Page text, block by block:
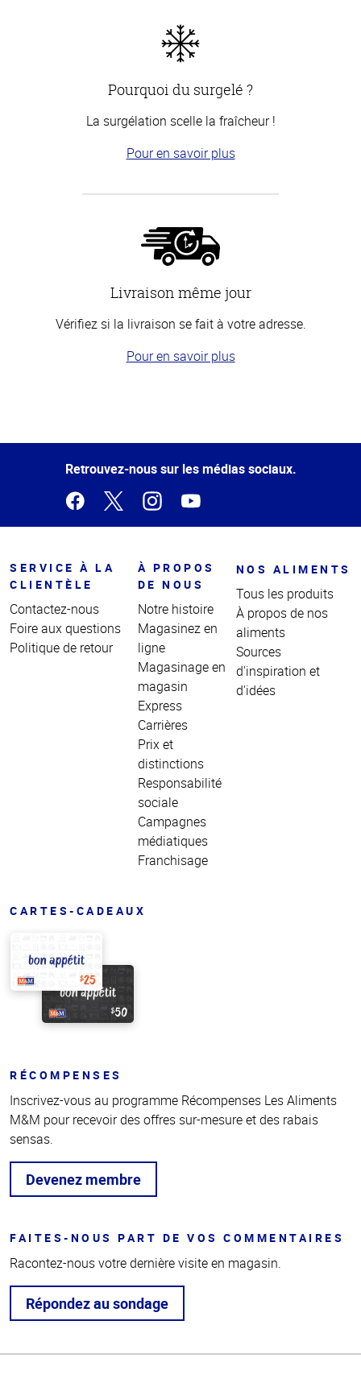
Pourquoi du surgelé ?
La surgélation scelle la fraîcheur !
Pour en savoir plus
Livraison même jour
Vérifiez si la livraison se fait à votre adresse.
Pour en savoir plus
de la
Retrouvez-nous sur les médias sociaux.
SERVICE À LA
CLIENTÈLE
Contactez-nous
Foire aux questions
Politique de retour
À PROPOS
DE NOUS
Notre histoire
Magasinez en
ligne
Magasinage en
magasin
Express
Carrières
Prix et
distinctions
Responsabilité
sociale
Campagnes
médiatiques
Franchisage
NOS ALIMENTS
Tous les produits
À propos de nos
aliments
Sources
d'inspiration et
d'idées
CARTES-CADEAUX
RÉCOMPENSES
Inscrivez-vous au programme Récompenses Les Aliments
M&M pour recevoir des offres sur-mesure et des rabais
sensas.
Devenez membre
FAITES-NOUS PART DE VOS COMMENTAIRES
Racontez-nous votre dernière visite en magasin.
Répondez au sondage